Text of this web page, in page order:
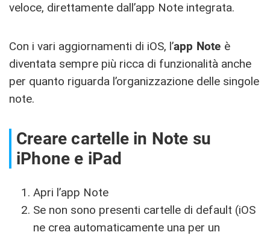
veloce, direttamente dall’app Note integrata.
Con i vari aggiornamenti di iOS, l’app Note è
diventata sempre più ricca di funzionalità anche
per quanto riguarda l’organizzazione delle singole
note.
Creare cartelle in Note su
iPhone e iPad
Apri l’app Note
Se non sono presenti cartelle di default (iOS
ne crea automaticamente una per un